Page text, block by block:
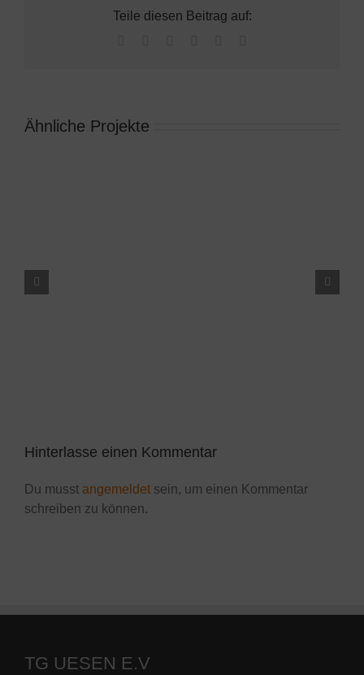
Teile diesen Beitrag auf:
Ähnliche Projekte
Vereinsmeisterschaft der Jugend 2015
Hinterlasse einen Kommentar
Du musst angemeldet sein, um einen Kommentar
schreiben zu können.
TG UESEN E.V